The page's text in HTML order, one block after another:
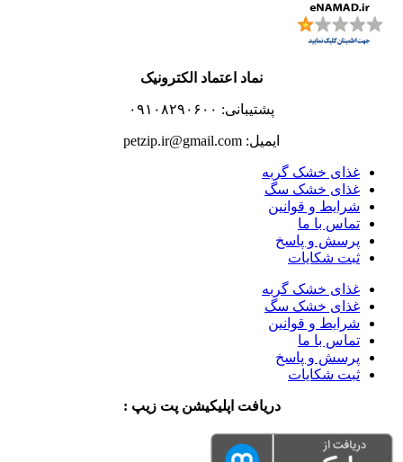
نماد اعتماد الکترونیک
پشتیبانی: ۰۹۱۰۸۲۹۰۶۰۰
ایمیل: petzip.ir@gmail.com
غذای خشک گربه
غذای خشک سگ
شرایط و قوانین
تماس با ما
پرسش و پاسخ
ثبت شکایات
غذای خشک گربه
غذای خشک سگ
شرایط و قوانین
تماس با ما
پرسش و پاسخ
ثبت شکایات
دریافت اپلیکیشن پت زیپ :